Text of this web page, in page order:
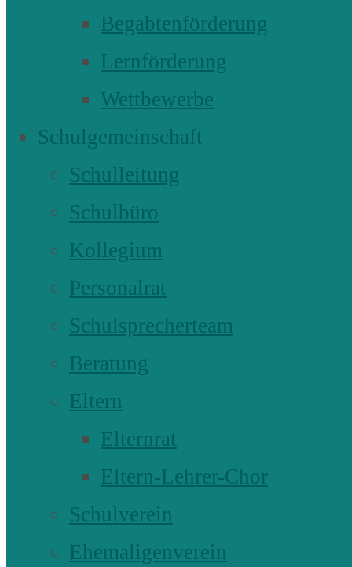
Begabtenförderung
Lernförderung
Wettbewerbe
Schulgemeinschaft
Schulleitung
Schulbüro
Kollegium
Personalrat
Schulsprecherteam
Beratung
Eltern
Elternrat
Eltern-Lehrer-Chor
Schulverein
Ehemaligenverein